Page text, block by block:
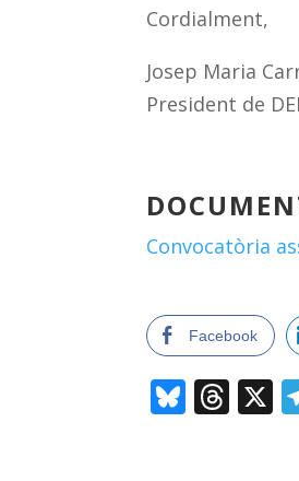
Cordialment,
Josep Maria
President de
Convocatòria
Facebook
X